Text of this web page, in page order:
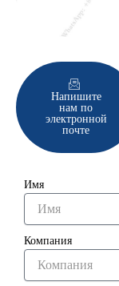
Напишите
нам по
электронной
почте
Имя
Компания